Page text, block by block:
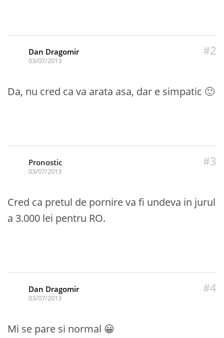
#2
Dan Dragomir
03/07/2013
Da, nu cred ca va arata asa, dar e simpatic 🙂
#3
Pronostic
03/07/2013
Cred ca pretul de pornire va fi undeva in jurul
a 3.000 lei pentru RO.
#4
Dan Dragomir
03/07/2013
Mi se pare si normal 😀